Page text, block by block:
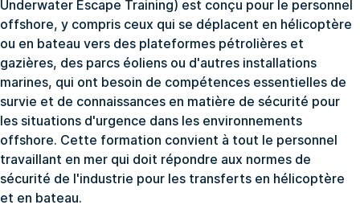
Underwater Escape Training) est conçu pour le personnel
offshore, y compris ceux qui se déplacent en hélicoptère
ou en bateau vers des plateformes pétrolières et
gazières, des parcs éoliens ou d'autres installations
marines, qui ont besoin de compétences essentielles de
survie et de connaissances en matière de sécurité pour
les situations d'urgence dans les environnements
offshore. Cette formation convient à tout le personnel
travaillant en mer qui doit répondre aux normes de
sécurité de l'industrie pour les transferts en hélicoptère
et en bateau.